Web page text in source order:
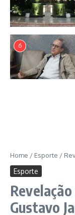
6
Home / Esporte /
Esporte
Gustavo